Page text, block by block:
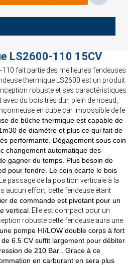
LS2600-110 15CV
110 fait partie des meilleures fendeuses
thermique LS2600 est un produit
robuste et ses caractéristiques
du bois très dur, plein de noeud,
en cube car impossible de le
de bûche thermique est capable de
de diamètre et plus ce qui fait de
performante. Dégagement sous coin
changement automatique des
gagner du temps. Plus besoin de
pour fendre. Le coin écarte le bois
Le passage de la position verticale à la
aucun effort, cette fendeuse étant
de commande est pivotant pour un
vertical . Elle est compact pour un
robuste cette fendeuse aura une
pompe HI/LOW double corps à fort
6.5 CV suffit largement pour débiter
de 210 Bar . Grace à ce
en carburant en sera plus